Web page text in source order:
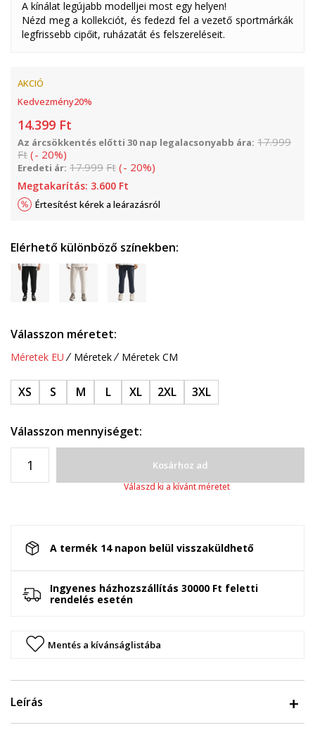
A kínálat legújabb modelljei most egy helyen!
Nézd meg a kollekciót, és fedezd fel a vezető sportmárkák
legfrissebb cipőit, ruházatát és felszereléseit.
AKCIÓ
Kedvezmény20%
14.399 Ft
Az árcsökkentés előtti 30 nap legalacsonyabb ára: 17.999
Ft (- 20%)
Eredeti ár: 17.999 Ft (- 20%)
Megtakarítás: 3.600 Ft
Értesítést kérek a leárazásról
Elérhető különböző színekben:
Válasszon méretet:
Méretek EU Méretek Méretek CM
XS S M L XL 2XL 3XL
Válasszon mennyiséget:
Kosárhoz ad
Válaszd ki a kívánt méretet
A termék 14 napon belül visszaküldhető
Ingyenes házhozszállítás 30000 Ft feletti
rendelés esetén
Mentés a kívánságlistába
Leírás